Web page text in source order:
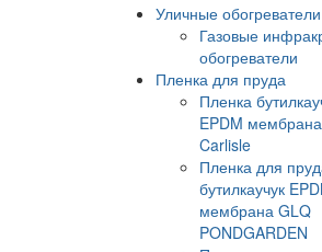
Уличные обогреватели
Газовые
обогреватели
Пленка для пруда
Пленка
EPDM
Carlisle
Пленка для
бутилкаучук
мембрана GLQ
PONDGARDEN